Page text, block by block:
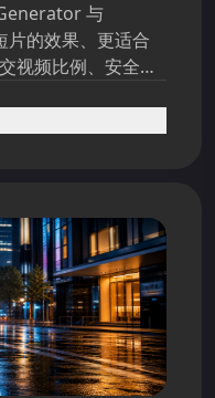
与
片的效果、更适合
视频比例、安全性